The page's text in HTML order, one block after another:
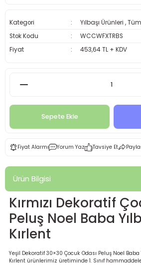
Kategori Yılbaşı Ürünleri ,
Stok Kodu
WCCWFXTRBS
Fiyat
453,64 TL + KDV
Sepete Ekle
Fiyat Alarmı Yorum Yaz Tavsiye Et
Ürün Bilgisi
Kırmızı Dekoratif
Peluş Noel Baba
Kırlent
Yeşil Dekoratif 30×30 Çocuk Odası Peluş Noel Baba
Kırlent ürünlerimiz üretiminde 1. Sınıf